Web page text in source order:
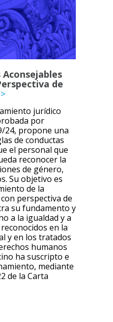
de
jurídico
por
24, propone una
de conductas
el personal que
reconocer la
de género,
Su objetivo es
de la
perspectiva de
su fundamento y
a la igualdad y a
en la
y en los tratados
humanos
ha suscripto e
mediante
de la Carta